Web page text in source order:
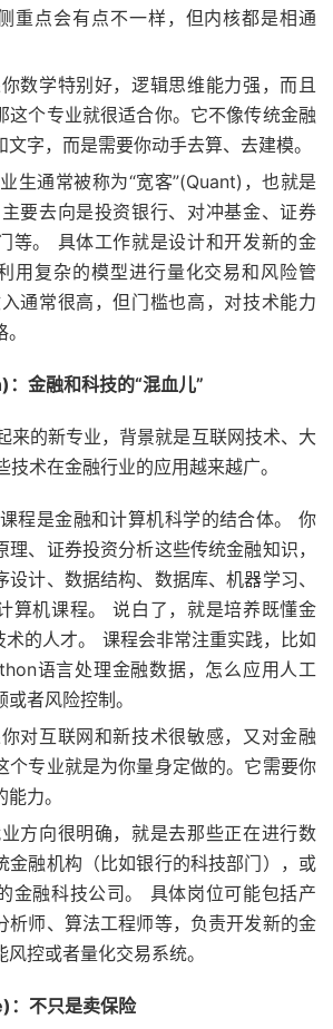
重点会有点不一样，但内核都是相通
数学特别好，逻辑思维能力强，而且
这个专业就很适合你。它不像传统金融
文字，而是需要你动手去算、去建模。
生通常被称为“宽客”(Quant)，也就是
要去向是投资银行、对冲基金、证券
等。 具体工作就是设计和开发新的金
用复杂的模型进行量化交易和风险管
通常很高，但门槛也高，对技术能力
金融和科技的“混血儿”
来的新专业，背景就是互联网技术、大
术在金融行业的应用越来越广。
程是金融和计算机科学的结合体。 你
理、证券投资分析这些传统金融知识，
设计、数据结构、数据库、机器学习、
算机课程。 说白了，就是培养既懂金
术的人才。 课程会非常注重实践，比如
语言处理金融数据，怎么应用人工
者风险控制。
对互联网和新技术很敏感，又对金融
个专业就是为你量身定做的。它需要你
力。
方向很明确，就是去那些正在进行数
金融机构（比如银行的科技部门），或
金融科技公司。 具体岗位可能包括产
析师、算法工程师等，负责开发新的金
控或者量化交易系统。
不只是卖保险